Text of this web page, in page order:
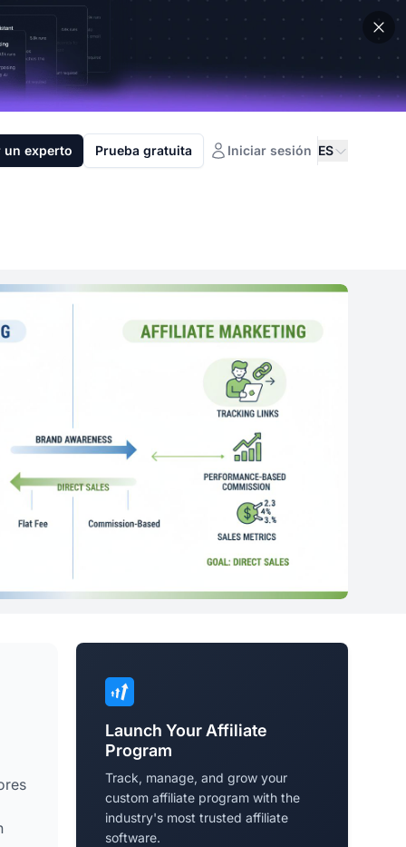
un experto Prueba gratuita Iniciar sesión ES
Launch Your Affiliate
Program
Track, manage, and grow your
custom affiliate program with the
industry's most trusted affiliate
software.